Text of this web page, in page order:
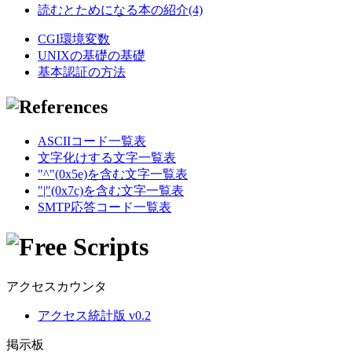
読むとためになる本の紹介(4)
CGI環境変数
UNIXの基礎の基礎
基本認証の方法
ASCIIコード一覧表
文字化けする文字一覧表
"^"(0x5e)を含む文字一覧表
"|"(0x7c)を含む文字一覧表
SMTP応答コード一覧表
アクセスカウンタ
アクセス統計版 v0.2
掲示板